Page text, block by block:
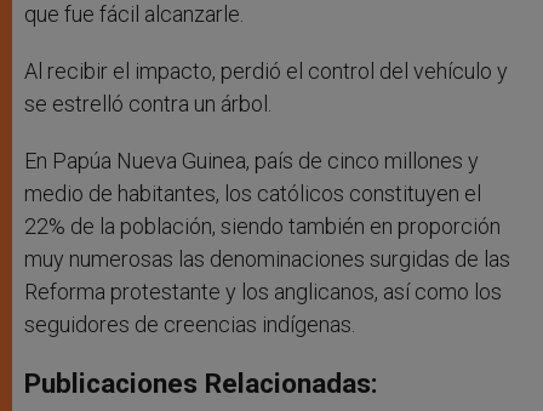
que fue fácil alcanzarle.
Al recibir el impacto, perdió el control del vehículo y
se estrelló contra un árbol.
En Papúa Nueva Guinea, país de cinco millones y
medio de habitantes, los católicos constituyen el
22% de la población, siendo también en proporción
muy numerosas las denominaciones surgidas de las
Reforma protestante y los anglicanos, así como los
seguidores de creencias indígenas.
Publicaciones Relacionadas: